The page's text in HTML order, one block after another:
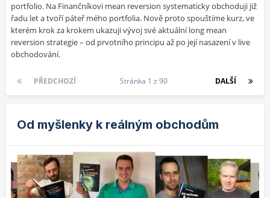
portfolio. Na Finančníkovi mean reversion systematicky obchoduji již
řadu let a tvoří páteř mého portfolia. Nově proto spouštíme kurz, ve
kterém krok za krokem ukazuji vývoj své aktuální long mean
reversion strategie – od prvotního principu až po její nasazení v live
obchodování.
PŘEDCHOZÍ DALŠÍ
Stránka 1 z 90
Od myšlenky k reálným obchodům